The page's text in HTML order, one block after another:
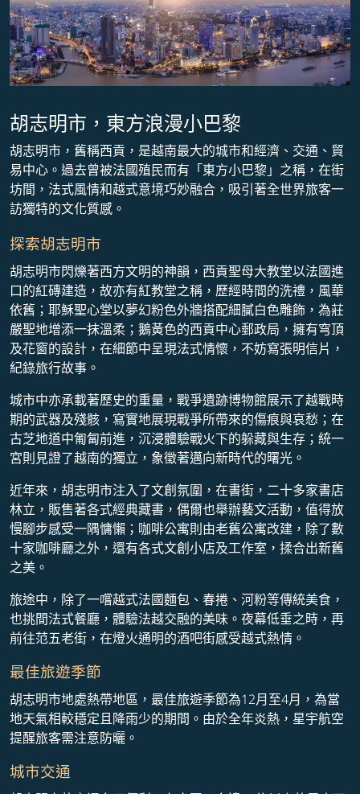
胡志明市，東方浪漫小巴黎
胡志明市，舊稱西貢，是越南最大的城市和經濟、交通、貿
易中心。過去曾被法國殖民而有「東方小巴黎」之稱，在街
坊間，法式風情和越式意境巧妙融合，吸引著全世界旅客一
訪獨特的文化質感。
探索胡志明市
胡志明市閃爍著西方文明的神韻，西貢聖母大教堂以法國進
口的紅磚建造，故亦有紅教堂之稱，歷經時間的洗禮，風華
依舊；耶穌聖心堂以夢幻粉色外牆搭配細膩白色雕飾，為莊
嚴聖地增添一抹溫柔；鵝黃色的西貢中心郵政局，擁有穹頂
及花窗的設計，在細節中呈現法式情懷，不妨寫張明信片，
紀錄旅行故事。
城市中亦承載著歷史的重量，戰爭遺跡博物館展示了越戰時
期的武器及殘骸，寫實地展現戰爭所帶來的傷痕與哀愁；在
古芝地道中匍匐前進，沉浸體驗戰火下的躲藏與生存；統一
宮則見證了越南的獨立，象徵著邁向新時代的曙光。
近年來，胡志明市注入了文創氛圍，在書街，二十多家書店
林立，販售著各式經典藏書，偶爾也舉辦藝文活動，值得放
慢腳步感受一隅慵懶；咖啡公寓則由老舊公寓改建，除了數
十家咖啡廳之外，還有各式文創小店及工作室，揉合出新舊
之美。
旅途中，除了一嚐越式法國麵包、春捲、河粉等傳統美食，
也挑間法式餐廳，體驗法越交融的美味。夜幕低垂之時，再
前往范五老街，在燈火通明的酒吧街感受越式熱情。
最佳旅遊季節
胡志明市地處熱帶地區，最佳旅遊季節為12月至4月，為當
地天氣相較穩定且降雨少的期間。由於全年炎熱，星宇航空
提醒旅客需注意防曬。
城市交通